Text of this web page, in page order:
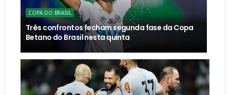
COPA DO BRASIL
Três confrontos fecham segunda fase da Copa
Betano do Brasil nesta quinta